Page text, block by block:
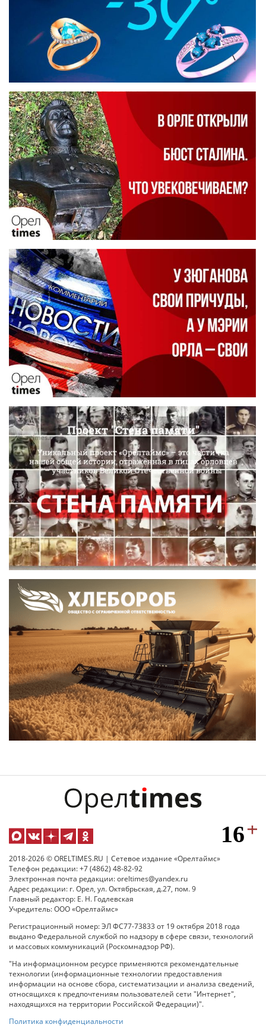
2018-2026 © ORELTIMES.RU | Сетевое издание «Орелтаймс»
Телефон редакции: +7 (4862) 48-82-92
Электронная почта редакции: oreltimes@yandex.ru
Адрес редакции: г. Орел, ул. Октябрьская, д.27, пом. 9
Главный редактор: Е. Н. Годлевская
Учредитель: ООО «Орелтаймс»
Регистрационный номер: ЭЛ ФС77-73833 от 19 октября 2018 года
выдано Федеральной службой по надзору в сфере связи, технологий
и массовых коммуникаций (Роскомнадзор РФ).
"На информационном ресурсе применяются рекомендательные
технологии (информационные технологии предоставления
информации на основе сбора, систематизации и анализа сведений,
относящихся к предпочтениям пользователей сети "Интернет",
находящихся на территории Российской Федерации)".
Политика конфиденциальности